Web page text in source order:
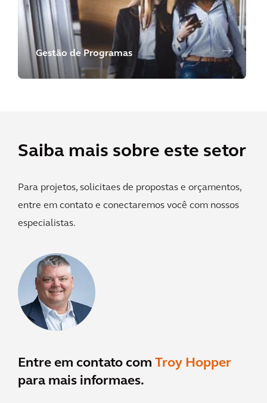
Gestão de Programas
Saiba mais sobre este setor
Para projetos, solicitaes de propostas e orçamentos,
entre em contato e conectaremos você com nossos
especialistas.
Entre em contato com Troy Hopper
para mais informaes.